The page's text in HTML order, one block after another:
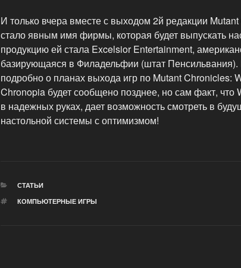
И только вчера вместе с выходом 2й редакции
стало явным имя фирмы, которая будет выпускать
продукцию ей стала Excelsior Entertainment,
базирующаяся в Филадельфии (штат
подробно о планах выхода игр по Mutant Chronicles:
Chronopia будет сообщено позднее, но сам факт, что
в надежных руках, дает возможность смотреть в
настольной системы с оптимизмом!
РУБРИКИ
СТАТЬИ
МЕТКИ
КОМПЬЮТЕРНЫЕ ИГРЫ